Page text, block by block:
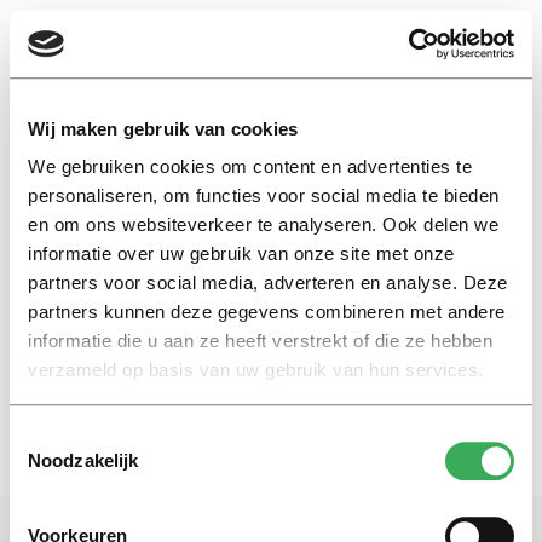
Wij maken gebruik van cookies
We gebruiken cookies om content en advertenties te
personaliseren, om functies voor social media te bieden
en om ons websiteverkeer te analyseren. Ook delen we
informatie over uw gebruik van onze site met onze
partners voor social media, adverteren en analyse. Deze
partners kunnen deze gegevens combineren met andere
informatie die u aan ze heeft verstrekt of die ze hebben
verzameld op basis van uw gebruik van hun services.
Noodzakelijk
Voorkeuren
EN
Britain
International
“The European Union will
survive without Britain”
29 maart 2017